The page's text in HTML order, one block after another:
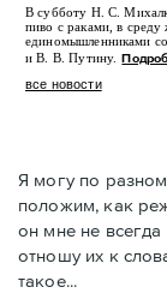
В субботу Н. С.
пиво с раками, в среду
единомышленниками
и В. В. Путину.
все новости
Я могу по
положим, как
он мне не всегда
отношу их к
такое...